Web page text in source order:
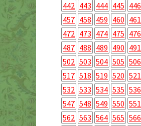
442 443 444 445 446
457 458 459 460 461
472 473 474 475 476
487 488 489 490 491
502 503 504 505 506
517 518 519 520 521
532 533 534 535 536
547 548 549 550 551
562 563 564 565 566